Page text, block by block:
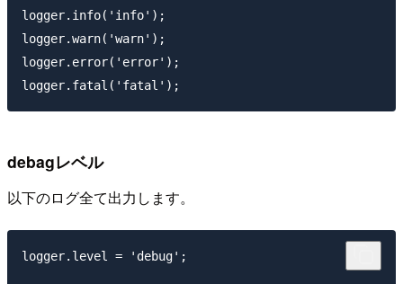
logger.info('info');
logger.warn('warn');
logger.error('error');
debagレベル
以下のログ全て出力します。
logger.level = 'debug';